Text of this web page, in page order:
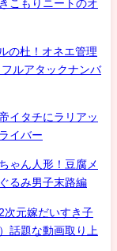
こもりニートのオ
の杜！オネエ管理
ルアタックナンバ
イタチにラリアッ
イバー
ゃん人形！豆腐メ
るみ男子末路編
次元嫁だいすき子
話題な動画取り上